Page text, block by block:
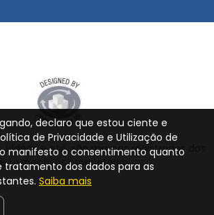
vídeos e etc. são marcas registradas dos
respectivos proprietários.
declaro que estou ciente e
de Privacidade e Utilização de
manifesto o consentimento quanto
dos dados para as
Saiba mais